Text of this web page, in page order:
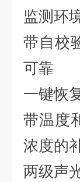
监测环
带自校
可靠
一键恢
带温度
浓度的
两级声